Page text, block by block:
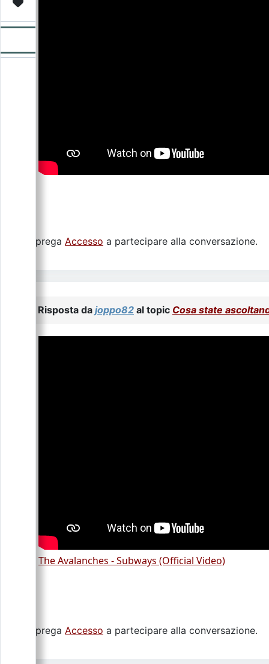
Si prega Accesso a partecipare alla conversazione.
Risposta da joppo82 al topic Cosa state
The Avalanches - Subways (Official Video)
Si prega Accesso a partecipare alla conversazione.